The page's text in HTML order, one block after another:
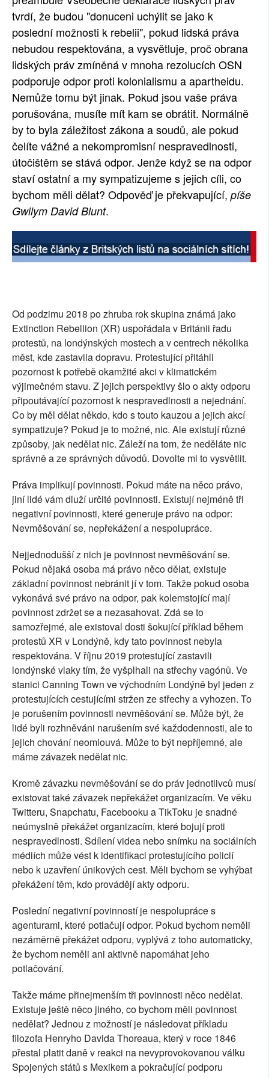
SOCIÁLNÍ SÍTĚ
RUBRIKY
PLNÁ VERZE STRÁNEK
tvrdí, že budou "donuceni uchýlit se jako k
poslední možnosti k rebelii", pokud lidská práva
nebudou respektována, a vysvětluje, proč obrana
lidských práv zmíněná v mnoha rezolucích OSN
podporuje odpor proti kolonialismu a apartheidu.
Nemůže tomu být jinak. Pokud jsou vaše práva
porušována, musíte mít kam se obrátit. Normálně
by to byla záležitost zákona a soudů, ale pokud
čelíte vážné a nekompromisní nespravedlnosti,
útočištěm se stává odpor. Jenže když se na odpor
staví ostatní a my sympatizujeme s jejich cíli, co
bychom měli dělat? Odpověď je překvapující, píše
Gwilym David Blunt.
Od podzimu 2018 po zhruba rok skupina známá jako
Extinction Rebellion (XR) uspořádala v Británii řadu
protestů, na londýnských mostech a v centrech několika
měst, kde zastavila dopravu. Protestující přitáhli
pozornost k potřebě okamžité akci v klimatickém
výjimečném stavu. Z jejich perspektivy šlo o akty odporu
připoutávající pozornost k nespravedlnosti a nejednání.
Co by měl dělat někdo, kdo s touto kauzou a jejich akcí
sympatizuje? Pokud je to možné, nic. Ale existují různé
způsoby, jak nedělat nic. Záleží na tom, že neděláte nic
správně a ze správných důvodů. Dovolte mi to vysvětlit.
Práva implikují povinnosti. Pokud máte na něco právo,
jiní lidé vám dluží určité povinnosti. Existují nejméně tři
negativní povinnosti, které generuje právo na odpor:
Nevměšování se, nepřekážení a nespolupráce.
Nejjednodušší z nich je povinnost nevměšování se.
Pokud nějaká osoba má právo něco dělat, existuje
základní povinnost nebránit jí v tom. Takže pokud osoba
vykonává své právo na odpor, pak kolemstojící mají
povinnost zdržet se a nezasahovat. Zdá se to
samozřejmé, ale existoval dosti šokující příklad během
protestů XR v Londýně, kdy tato povinnost nebyla
respektována. V říjnu 2019 protestující zastavili
londýnské vlaky tím, že vyšplhali na střechy vagónů. Ve
stanici Canning Town ve východním Londýně byl jeden z
protestujících cestujícími stržen ze střechy a vyhozen. To
je porušením povinnosti nevměšování se. Může být, že
lidé byli rozhněváni narušením své každodennosti, ale to
jejich chování neomlouvá. Může to být nepříjemné, ale
máme závazek nedělat nic.
Kromě závazku nevměšování se do práv jednotlivců musí
existovat také závazek nepřekážet organizacím. Ve věku
Twitteru, Snapchatu, Facebooku a TikToku je snadné
neúmyslně překážet organizacím, které bojují proti
nespravedlnosti. Sdílení videa nebo snímku na sociálních
médiích může vést k identifikaci protestujícího policií
nebo k uzavření únikových cest. Měli bychom se vyhýbat
překážení těm, kdo provádějí akty odporu.
Poslední negativní povinností je nespolupráce s
agenturami, které potlačují odpor. Pokud bychom neměli
nezáměrně překážet odporu, vyplývá z toho automaticky,
že bychom neměli ani aktivně napomáhat jeho
potlačování.
Takže máme přinejmenším tři povinnosti něco nedělat.
Existuje ještě něco jiného, co bychom měli povinnost
nedělat? Jednou z možností je následovat příkladu
filozofa Henryho Davida Thoreaua, který v roce 1846
přestal platit daně v reakci na nevyprovokovanou válku
Spojených států s Mexikem a pokračující podporu